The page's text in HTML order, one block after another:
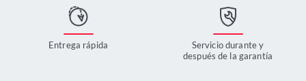
Entrega rápida
Servicio durante y
después de la garantía